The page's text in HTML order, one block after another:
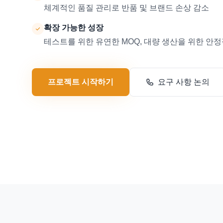
체계적인 품질 관리로 반품 및 브랜드 손상 감소
확장 가능한 성장
테스트를 위한 유연한 MOQ, 대량 생산을 위한 안
프로젝트 시작하기 요구 사항 논의